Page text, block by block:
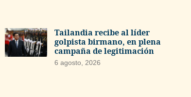
Tailandia recibe al líder
golpista birmano, en plena
campaña de legitimación
6 agosto, 2026